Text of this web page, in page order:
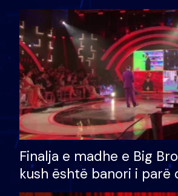
Finalja e madhe e Big
kush është banori i parë
shtëpinë dhe humb